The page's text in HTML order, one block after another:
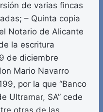
de varias fincas
– Quinta copia
Notario de Alicante
la escritura
de diciembre
Mario Navarro
por la que “Banco
Ultramar, SA” cede